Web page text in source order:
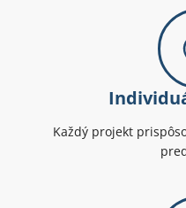
Každý projekt